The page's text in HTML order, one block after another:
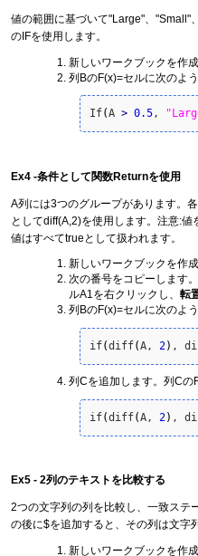
値の範囲に基づいて"Large"、"Small"
のIFを使用します。
新しいワークブックを作
列BのF(x)=セルに次のよ
If(A > 0.5,
Ex4 -条件として関数Returnを使用
A列には3つのグループがあります。
としてdiff(A,2)を使用します。注意:
値はすべてtrueとして扱われます。
新しいワークブックを作成
次の番号をコピーします。
ルA1を右クリックし、 転
列BのF(x)=セルに次のよ
if(diff(A, 2) ,
列Cを追加します。列Cの
if(diff(A, 2) ,
Ex5 - 2列のテキストを比較する
2つの文字列の列を比較し、一致ステ
の後に$を追加すると、その列は文字
新しいワークブックを作